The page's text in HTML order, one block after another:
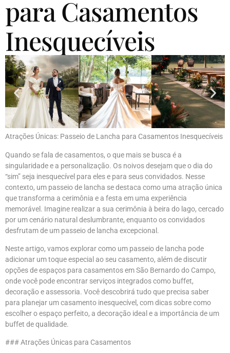
para Casamentos
Inesquecíveis
Atrações Únicas: Passeio de Lancha para Casamentos Inesquecíveis
Quando se fala de casamentos, o que mais se busca é a
singularidade e a personalização. Os noivos desejam que o dia do
“sim” seja inesquecível para eles e para seus convidados. Nesse
contexto, um passeio de lancha se destaca como uma atração única
que transforma a cerimônia e a festa em uma experiência
memorável. Imagine realizar a sua cerimônia à beira do lago, cercado
por um cenário natural deslumbrante, enquanto os convidados
desfrutam de um passeio de lancha excepcional.
Neste artigo, vamos explorar como um passeio de lancha pode
adicionar um toque especial ao seu casamento, além de discutir
opções de espaços para casamentos em São Bernardo do Campo,
onde você pode encontrar serviços integrados como buffet,
decoração e assessoria. Você descobrirá tudo que precisa saber
para planejar um casamento inesquecível, com dicas sobre como
escolher o espaço perfeito, a decoração ideal e a importância de um
buffet de qualidade.
### Atrações Únicas para Casamentos